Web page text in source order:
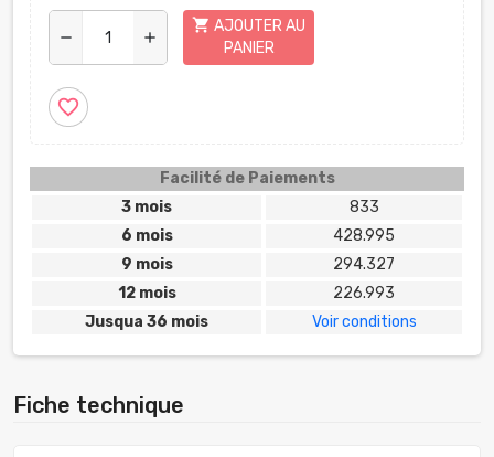
remove add
shopping_cart AJOUTER AU
PANIER
favorite_border
Facilité de Paiements
3 mois
833
6 mois
428.995
9 mois
294.327
12 mois
226.993
Jusqua 36 mois
Voir conditions
Fiche technique